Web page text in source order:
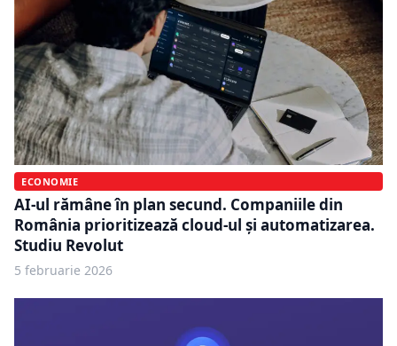
ECONOMIE
AI-ul rămâne în plan secund. Companiile din
România prioritizează cloud-ul și automatizarea.
Studiu Revolut
5 februarie 2026